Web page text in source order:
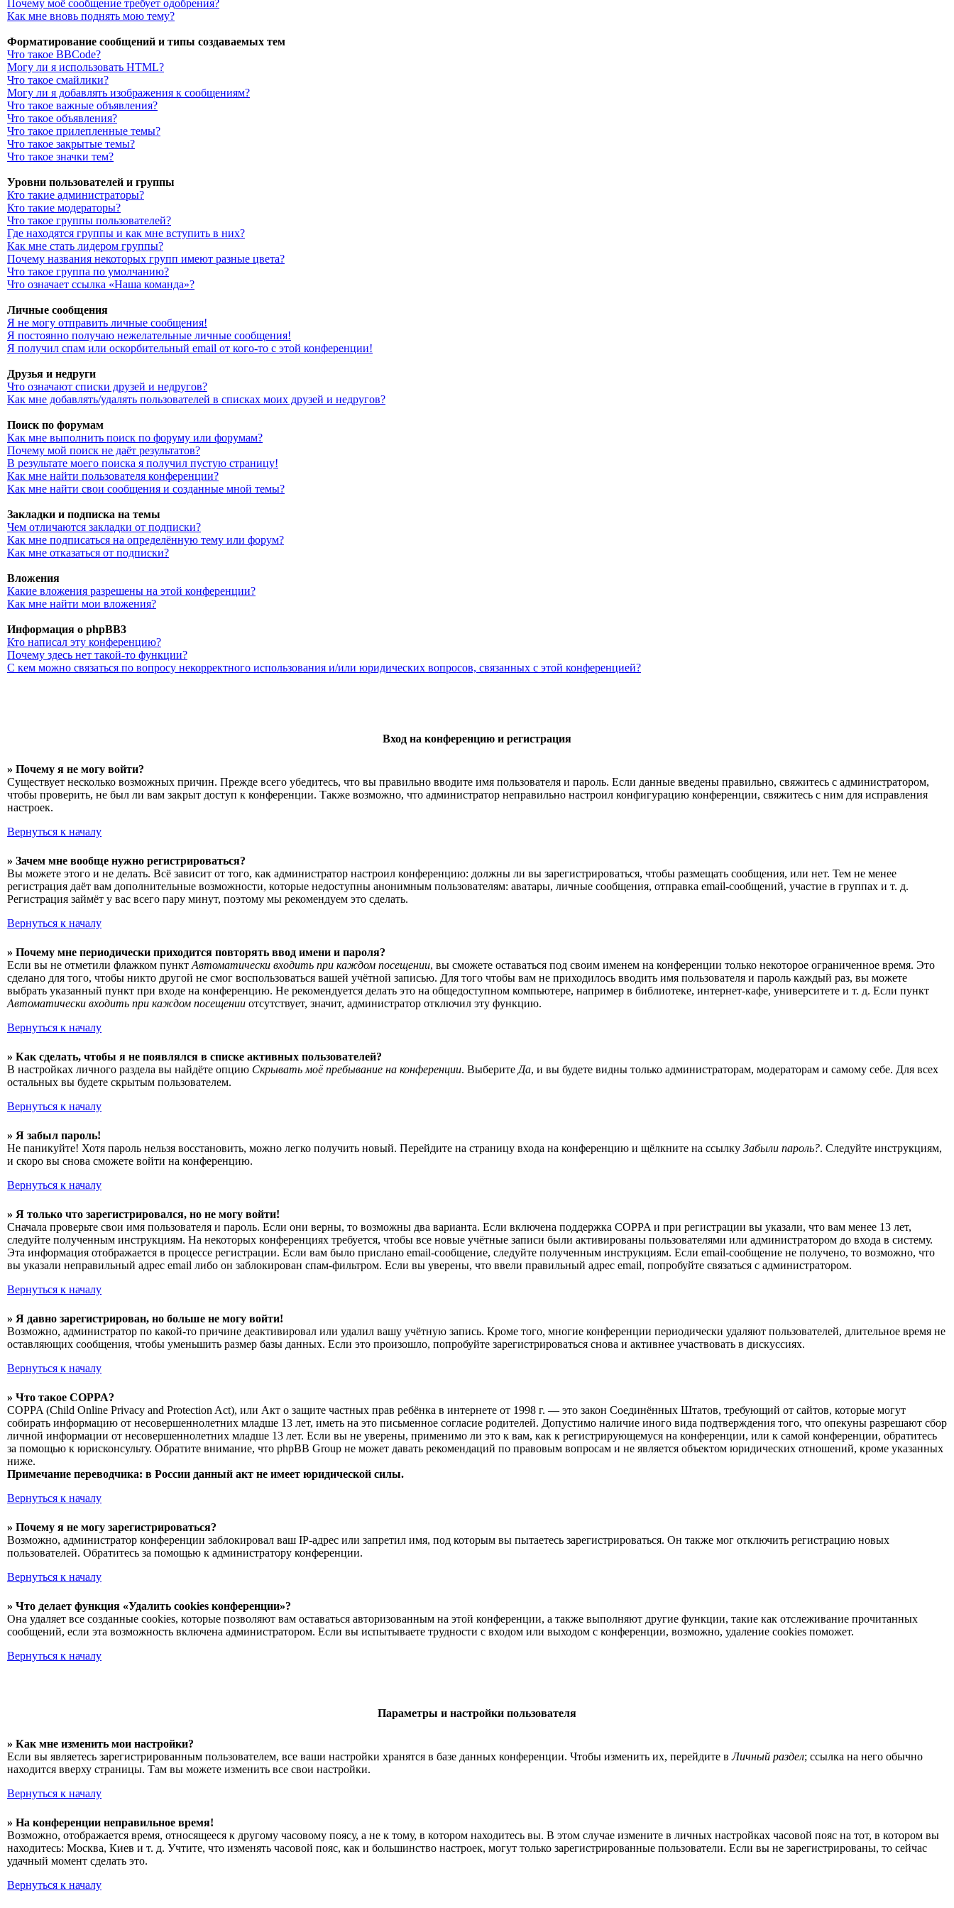
Почему моё сообщение требует одобрения?
Как мне вновь поднять мою тему?
Форматирование сообщений и типы создаваемых тем
Что такое BBCode?
Могу ли я использовать HTML?
Что такое смайлики?
Могу ли я добавлять изображения к сообщениям?
Что такое важные объявления?
Что такое объявления?
Что такое прилепленные темы?
Что такое закрытые темы?
Что такое значки тем?
Уровни пользователей и группы
Кто такие администраторы?
Кто такие модераторы?
Что такое группы пользователей?
Где находятся группы и как мне вступить в них?
Как мне стать лидером группы?
Почему названия некоторых групп имеют разные цвета?
Что такое группа по умолчанию?
Что означает ссылка «Наша команда»?
Личные сообщения
Я не могу отправить личные сообщения!
Я постоянно получаю нежелательные личные сообщения!
Я получил спам или оскорбительный email от кого-то с этой конференции!
Друзья и недруги
Что означают списки друзей и недругов?
Как мне добавлять/удалять пользователей в списках моих друзей и недругов?
Поиск по форумам
Как мне выполнить поиск по форуму или форумам?
Почему мой поиск не даёт результатов?
В результате моего поиска я получил пустую страницу!
Как мне найти пользователя конференции?
Как мне найти свои сообщения и созданные мной темы?
Закладки и подписка на темы
Чем отличаются закладки от подписки?
Как мне подписаться на определённую тему или форум?
Как мне отказаться от подписки?
Вложения
Какие вложения разрешены на этой конференции?
Как мне найти мои вложения?
Информация о phpBB3
Кто написал эту конференцию?
Почему здесь нет такой-то функции?
С кем можно связаться по вопросу некорректного использования и/или юридических вопросов, связанных с этой конференцией?
Вход на конференцию и регистрация
» Почему я не могу войти?
Существует несколько возможных причин. Прежде всего убедитесь, что вы правильно вводите имя пользователя и пароль. Если данные введены правильно, свяжитесь с администратором,
чтобы проверить, не был ли вам закрыт доступ к конференции. Также возможно, что администратор неправильно настроил конфигурацию конференции, свяжитесь с ним для исправления
настроек.
Вернуться к началу
» Зачем мне вообще нужно регистрироваться?
Вы можете этого и не делать. Всё зависит от того, как администратор настроил конференцию: должны ли вы зарегистрироваться, чтобы размещать сообщения, или нет. Тем не менее
регистрация даёт вам дополнительные возможности, которые недоступны анонимным пользователям: аватары, личные сообщения, отправка email-сообщений, участие в группах и т. д.
Регистрация займёт у вас всего пару минут, поэтому мы рекомендуем это сделать.
Вернуться к началу
» Почему мне периодически приходится повторять ввод имени и пароля?
Если вы не отметили флажком пункт Автоматически входить при каждом посещении, вы сможете оставаться под своим именем на конференции только некоторое ограниченное время. Это
сделано для того, чтобы никто другой не смог воспользоваться вашей учётной записью. Для того чтобы вам не приходилось вводить имя пользователя и пароль каждый раз, вы можете
выбрать указанный пункт при входе на конференцию. Не рекомендуется делать это на общедоступном компьютере, например в библиотеке, интернет-кафе, университете и т. д. Если пункт
Автоматически входить при каждом посещении отсутствует, значит, администратор отключил эту функцию.
Вернуться к началу
» Как сделать, чтобы я не появлялся в списке активных пользователей?
В настройках личного раздела вы найдёте опцию Скрывать моё пребывание на конференции. Выберите Да, и вы будете видны только администраторам, модераторам и самому себе. Для всех
остальных вы будете скрытым пользователем.
Вернуться к началу
» Я забыл пароль!
Не паникуйте! Хотя пароль нельзя восстановить, можно легко получить новый. Перейдите на страницу входа на конференцию и щёлкните на ссылку Забыли пароль?. Следуйте инструкциям,
и скоро вы снова сможете войти на конференцию.
Вернуться к началу
» Я только что зарегистрировался, но не могу войти!
Сначала проверьте свои имя пользователя и пароль. Если они верны, то возможны два варианта. Если включена поддержка COPPA и при регистрации вы указали, что вам менее 13 лет,
следуйте полученным инструкциям. На некоторых конференциях требуется, чтобы все новые учётные записи были активированы пользователями или администратором до входа в систему.
Эта информация отображается в процессе регистрации. Если вам было прислано email-сообщение, следуйте полученным инструкциям. Если email-сообщение не получено, то возможно, что
вы указали неправильный адрес email либо он заблокирован спам-фильтром. Если вы уверены, что ввели правильный адрес email, попробуйте связаться с администратором.
Вернуться к началу
» Я давно зарегистрирован, но больше не могу войти!
Возможно, администратор по какой-то причине деактивировал или удалил вашу учётную запись. Кроме того, многие конференции периодически удаляют пользователей, длительное время не
оставляющих сообщения, чтобы уменьшить размер базы данных. Если это произошло, попробуйте зарегистрироваться снова и активнее участвовать в дискуссиях.
Вернуться к началу
» Что такое COPPA?
COPPA (Child Online Privacy and Protection Act), или Акт о защите частных прав ребёнка в интернете от 1998 г. — это закон Соединённых Штатов, требующий от сайтов, которые могут
собирать информацию от несовершеннолетних младше 13 лет, иметь на это письменное согласие родителей. Допустимо наличие иного вида подтверждения того, что опекуны разрешают сбор
личной информации от несовершеннолетних младше 13 лет. Если вы не уверены, применимо ли это к вам, как к регистрирующемуся на конференции, или к самой конференции, обратитесь
за помощью к юрисконсульту. Обратите внимание, что phpBB Group не может давать рекомендаций по правовым вопросам и не является объектом юридических отношений, кроме указанных
ниже.
Примечание переводчика: в России данный акт не имеет юридической силы.
Вернуться к началу
» Почему я не могу зарегистрироваться?
Возможно, администратор конференции заблокировал ваш IP-адрес или запретил имя, под которым вы пытаетесь зарегистрироваться. Он также мог отключить регистрацию новых
пользователей. Обратитесь за помощью к администратору конференции.
Вернуться к началу
» Что делает функция «Удалить cookies конференции»?
Она удаляет все созданные cookies, которые позволяют вам оставаться авторизованным на этой конференции, а также выполняют другие функции, такие как отслеживание прочитанных
сообщений, если эта возможность включена администратором. Если вы испытываете трудности с входом или выходом с конференции, возможно, удаление cookies поможет.
Вернуться к началу
Параметры и настройки пользователя
» Как мне изменить мои настройки?
Если вы являетесь зарегистрированным пользователем, все ваши настройки хранятся в базе данных конференции. Чтобы изменить их, перейдите вЛичный раздел; ссылка на него обычно
находится вверху страницы. Там вы можете изменить все свои настройки.
Вернуться к началу
» На конференции неправильное время!
Возможно, отображается время, относящееся к другому часовому поясу, а не к тому, в котором находитесь вы. В этом случае измените в личных настройках часовой пояс на тот, в котором вы
находитесь: Москва, Киев и т. д. Учтите, что изменять часовой пояс, как и большинство настроек, могут только зарегистрированные пользователи. Если вы не зарегистрированы, то сейчас
удачный момент сделать это.
Вернуться к началу